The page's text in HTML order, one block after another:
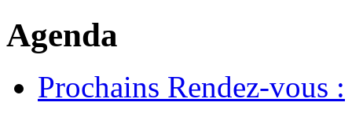
Agenda
Prochains Rendez-vous :